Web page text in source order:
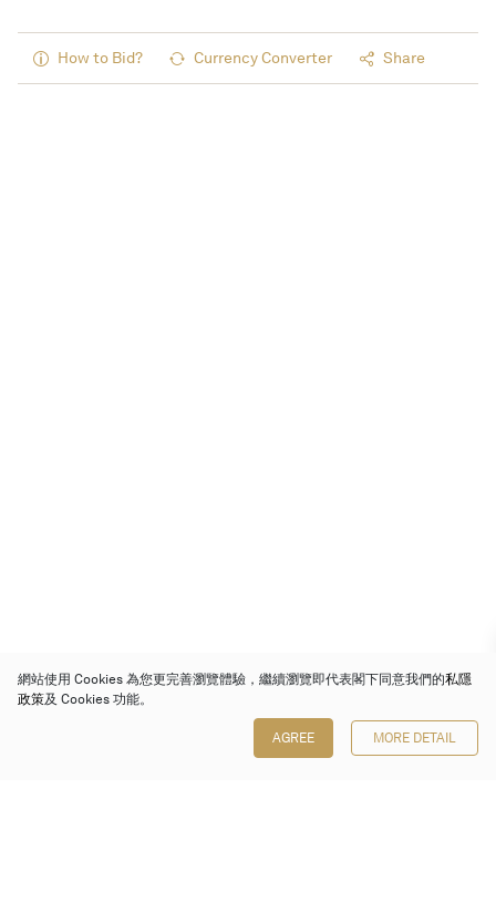
How to Bid? Currency Converter Share
網站使用 Cookies 為您更完善瀏覽體驗，繼續瀏覽即代表閣下同意我們的私隱
政策及 Cookies 功能。
AGREE MORE DETAIL